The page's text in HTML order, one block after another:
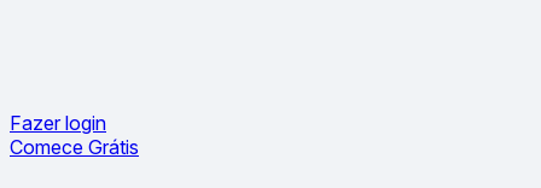
Fazer login
Comece Grátis